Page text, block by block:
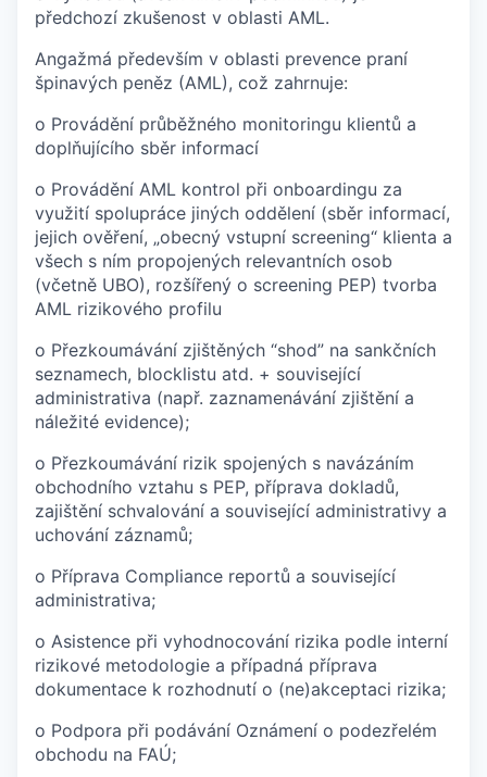
předchozí zkušenost v oblasti AML.
Angažmá především v oblasti prevence praní
špinavých peněz (AML), což zahrnuje:
o Provádění průběžného monitoringu klientů a
doplňujícího sběr informací
o Provádění AML kontrol při onboardingu za
využití spolupráce jiných oddělení (sběr informací,
jejich ověření, „obecný vstupní screening“ klienta a
všech s ním propojených relevantních osob
(včetně UBO), rozšířený o screening PEP) tvorba
AML rizikového profilu
o Přezkoumávání zjištěných “shod” na sankčních
seznamech, blocklistu atd. + související
administrativa (např. zaznamenávání zjištění a
náležité evidence);
o Přezkoumávání rizik spojených s navázáním
obchodního vztahu s PEP, příprava dokladů,
zajištění schvalování a související administrativy a
uchování záznamů;
o Příprava Compliance reportů a související
administrativa;
o Asistence při vyhodnocování rizika podle interní
rizikové metodologie a případná příprava
dokumentace k rozhodnutí o (ne)akceptaci rizika;
o Podpora při podávání Oznámení o podezřelém
obchodu na FAÚ;